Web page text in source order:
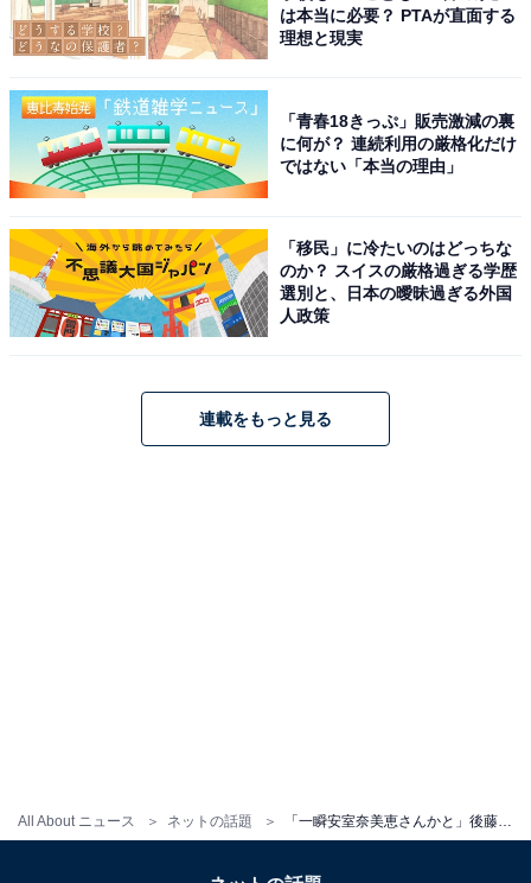
All About ニュース ネットの話題
は本当に必要？ PTAが直面する
理想と現実
「青春18きっぷ」販売激減の裏
に何が？ 連続利用の厳格化だけ
ではない「本当の理由」
「移民」に冷たいのはどっちな
のか？ スイスの厳格過ぎる学歴
選別と、日本の曖昧過ぎる外国
人政策
連載をもっと見る